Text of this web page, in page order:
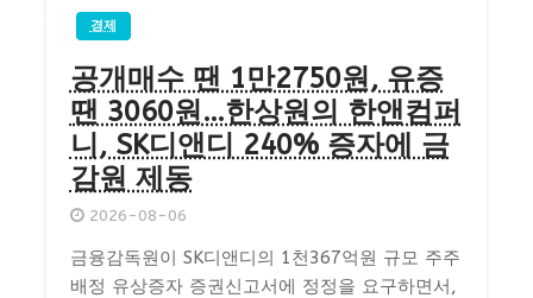
경제
공개매수 땐 1만2750원, 유증
땐 3060원…한상원의 한앤컴퍼
니, SK디앤디 240% 증자에 금
감원 제동
2026-08-06
금융감독원이 SK디앤디의 1천367억원 규모 주주
배정 유상증자 증권신고서에 정정을 요구하면서,